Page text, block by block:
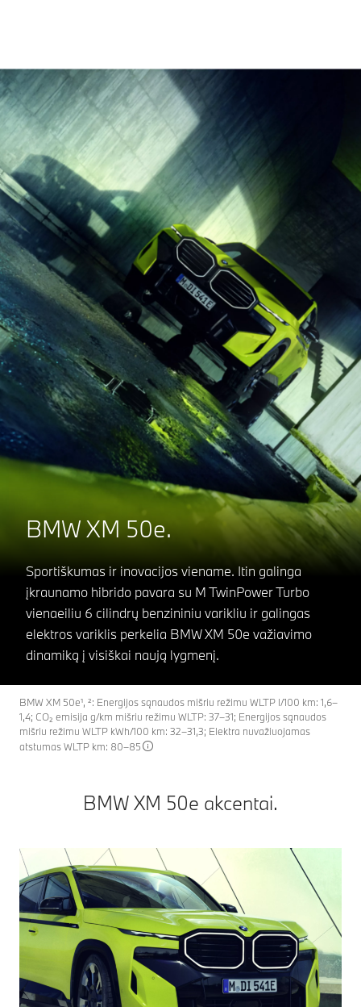
BMW XM 50e.
Sportiškumas ir inovacijos viename. Itin galinga
įkraunamo hibrido pavara su M TwinPower Turbo
vienaeiliu 6 cilindrų benzininiu varikliu ir galingas
elektros variklis perkelia BMW XM 50e važiavimo
dinamiką į visiškai naują lygmenį.
BMW XM 50e¹, ²: Energijos sąnaudos mišriu režimu WLTP l/100 km: 1,6–
1,4; CO₂ emisija g/km mišriu režimu WLTP: 37–31; Energijos sąnaudos
mišriu režimu WLTP kWh/100 km: 32–31,3; Elektra nuvažiuojamas
atstumas WLTP km: 80–85
BMW XM 50e akcentai.